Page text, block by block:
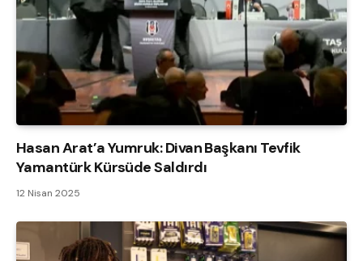
Hasan Arat’a Yumruk: Divan Başkanı Tevfik
Yamantürk Kürsüde Saldırdı
12 Nisan 2025